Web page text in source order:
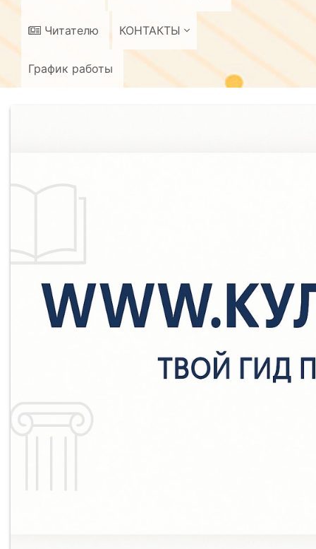
Читателю КОНТАКТЫ
График работы